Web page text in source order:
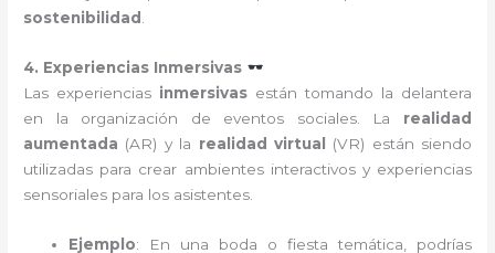
sostenibilidad
4. Experiencias Inmersivas
Las experiencias inmersivas están tomando la delantera
en la organización de eventos sociales. La realidad
aumentada (AR) y la realidad virtual
(VR) están siendo
utilizadas para crear ambientes interactivos y experiencias
sensoriales para los asistentes.
Ejemplo: En una boda o fiesta temática, podrías